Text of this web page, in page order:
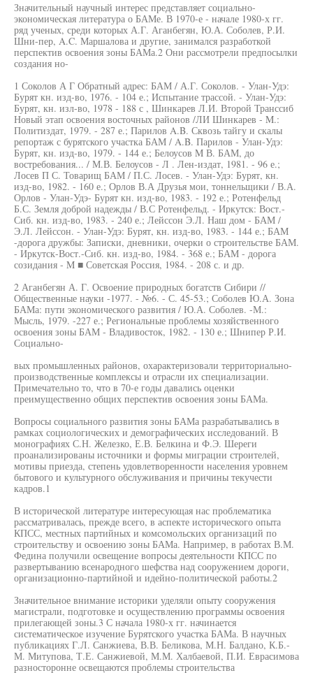
Значительный научный интерес представляет социально-
экономическая литература о БАМе. В 1970-е - начале 1980-х гг.
ряд ученых, среди которых А.Г. Аганбегян, Ю.А. Соболев, Р.И.
Шни-пер, A.C. Маршалова и другие, занимался разработкой
перспектив освоения зоны БАМа.2 Они рассмотрели предпосылки
создания но-
1 Соколов А Г Обратный адрес: БАМ / А.Г. Соколов. - Улан-Удэ:
Бурят кн. изд-во, 1976. - 104 е.; Испытание трассой. - Улан-Удэ:
Бурят, кн. изл-во, 1978 - 188 с , Шинкарев Л.И. Второй Транссиб
Новый этап освоения восточных районов /ЛИ Шинкарев - M.:
Политиздат, 1979. - 287 е.; Парилов A.B. Сквозь тайгу и скалы
репортаж с бурятского участка БАМ / A.B. Парилов - Улан-Удэ:
Бурят, кн. изд-во, 1979. - 144 е.; Белоусов M В. БАМ, до
востребования... / М.В. Белоусов - Л . Лен-издат, 1981. - 96 е.;
Лосев П С. Товарищ БАМ / П.С. Лосев. - Улан-Удэ: Бурят, кн.
изд-во, 1982. - 160 е.; Орлов В.А Друзья мои, тоннельщики / В.А.
Орлов - Улан-Удэ- Бурят кн. изд-во, 1983. - 192 е.; Ротенфельд
Б.С. Земля доброй надежды / В.С Ротенфельд. - Иркутск: Вост.-
Сиб. кн. изд-во, 1983. - 240 е.; Лейссон Э.Л. Наш дом - БАМ /
Э.Л. Лейссон. - Улан-Удэ: Бурят, кн. изд-во, 1983. - 144 е.; БАМ
-дорога дружбы: Записки, дневники, очерки о строительстве БАМ.
- Иркутск-Вост.-Сиб. кн. изд-во, 1984. - 368 е.; БАМ - дорога
созидания - M ■ Советская Россия, 1984. - 208 с. и др.
2 Аганбегян А. Г. Освоение природных богатств Сибири //
Общественные науки -1977. - №6. - С. 45-53.; Соболев Ю.А. Зона
БАМа: пути экономического развития / Ю.А. Соболев. -М.:
Мысль, 1979. -227 е.; Региональные проблемы хозяйственного
освоения зоны БАМ - Владивосток, 1982. - 130 е.; Шнипер Р.И.
Социально-
вых промышленных районов, охарактеризовали территориально-
производственные комплексы и отрасли их специализации.
Примечательно то, что в 70-е годы давались оценки
преимущественно общих перспектив освоения зоны БАМа.
Вопросы социального развития зоны БАМа разрабатывались в
рамках социологических и демографических исследований. В
монографиях С.Н. Железко, Е.В. Белкина и Ф.Э. Шереги
проанализированы источники и формы миграции строителей,
мотивы приезда, степень удовлетворенности населения уровнем
бытового и культурного обслуживания и причины текучести
кадров.1
В исторической литературе интересующая нас проблематика
рассматривалась, прежде всего, в аспекте исторического опыта
КПСС, местных партийных и комсомольских организаций по
строительству и освоению зоны БАМа. Например, в работах В.М.
Федина получили освещение вопросы деятельности КПСС по
развертыванию всенародного шефства над сооружением дороги,
организационно-партийной и идейно-политической работы.2
Значительное внимание историки уделяли опыту сооружения
магистрали, подготовке и осуществлению программы освоения
прилегающей зоны.3 С начала 1980-х гг. начинается
систематическое изучение Бурятского участка БАМа. В научных
публикациях Г.Л. Санжиева, В.В. Беликова, М.Н. Балдано, К.Б.-
М. Митупова, Т.Е. Санжиевой, М.М. Халбаевой, П.И. Еврасимова
разносторонне освещаются проблемы строительства